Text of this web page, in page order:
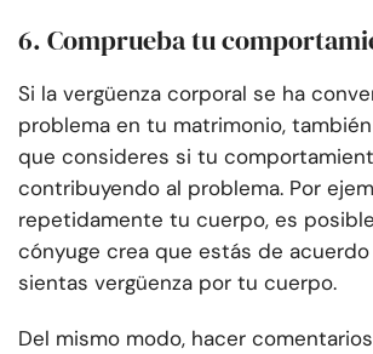
6. Comprueba tu
Si la vergüenza corporal se ha
problema en tu matrimonio,
que consideres si tu
contribuyendo al problema. Por
repetidamente tu cuerpo, es
cónyuge crea que estás de
sientas vergüenza por tu cuerpo.
Del mismo modo, hacer